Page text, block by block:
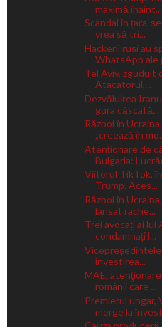
maximă înaint...
Scandal în țara-
vrea să tri...
Hackerii ruși au
WhatsApp ale
Tel Aviv, zguduit
Atacatorul,...
Dezvăluirea
gura căscată...
Război în
„creează în
Atenționare de
Bulgaria:
Viitorul TikTok,
Trump. Aces...
Război în
lansat rache...
Trei avocați ai lui
condamnați l...
Vicepreședintele
învestirea...
MAE,
românii care ...
Premierul ungar,
merge la